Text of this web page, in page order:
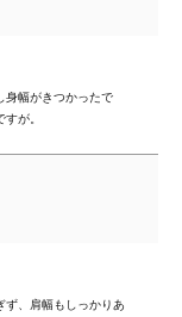
身幅がきつかったで
が。
ず、肩幅もしっかりあ